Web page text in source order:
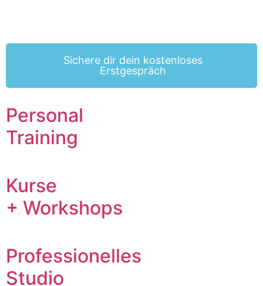
Sichere dir dein kostenloses
Erstgespräch
Personal
Training
Kurse
+ Workshops
Professionelles
Studio